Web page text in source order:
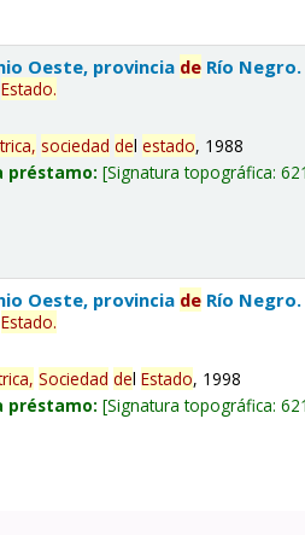
Oeste, provincia de Río Negro.
Estado.
sociedad delestado, 1988
préstamo: Signatura topográfica:
Oeste, provincia de Río Negro.
Estado.
Sociedad delEstado, 1998
préstamo: Signatura topográfica: